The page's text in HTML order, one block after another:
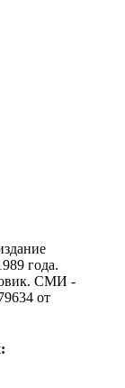
года.
CМИ -
от